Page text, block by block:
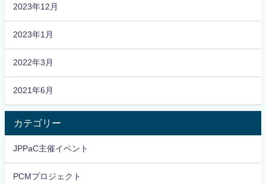
2023年12月
2023年1月
2022年3月
2021年6月
カテゴリー
JPPaC主催イベント
PCMプロジェクト